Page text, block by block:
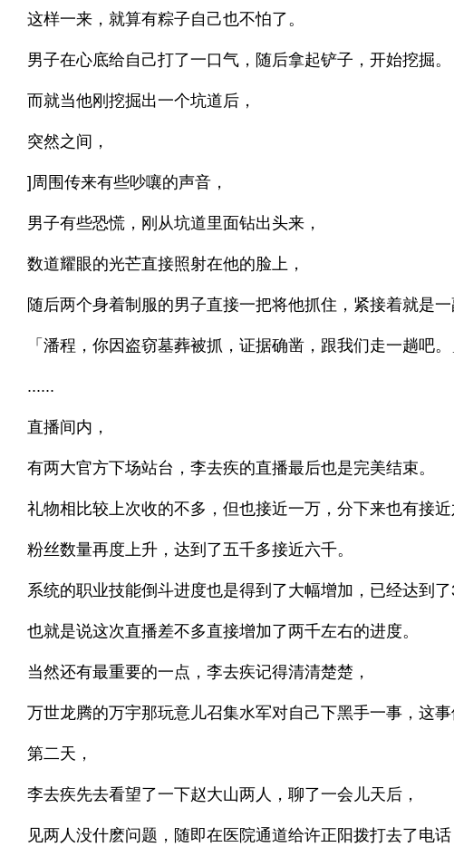
这样一来，就算有粽子自己也不怕了。
男子在心底给自己打了一口气，随后拿起铲子，开始挖掘。
而就当他刚挖掘出一个坑道后，
突然之间，
]周围传来有些吵嚷的声音，
男子有些恐慌，刚从坑道里面钻出头来，
数道耀眼的光芒直接照射在他的脸上，
随后两个身着制服的男子直接一把将他抓住，紧接着就是一
「潘程，你因盗窃墓葬被抓，证据确凿，跟我们走一趟吧。
......
直播间内，
有两大官方下场站台，李去疾的直播最后也是完美结束。
礼物相比较上次收的不多，但也接近一万，分下来也有接近
粉丝数量再度上升，达到了五千多接近六千。
系统的职业技能倒斗进度也是得到了大幅增加，已经达到了
也就是说这次直播差不多直接增加了两千左右的进度。
当然还有最重要的一点，李去疾记得清清楚楚，
万世龙腾的万宇那玩意儿召集水军对自己下黑手一事，这事
第二天，
李去疾先去看望了一下赵大山两人，聊了一会儿天后，
见两人没什麽问题，随即在医院通道给许正阳拨打去了电话